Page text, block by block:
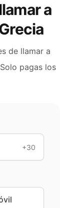
a
de llamar a
pagas los
+30